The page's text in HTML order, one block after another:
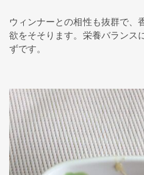
ウィンナーとの相性も抜群で、
欲をそそります。栄養バランス
ずです。